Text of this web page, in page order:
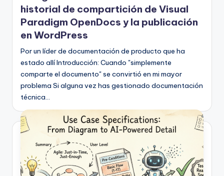
historial de compartición de Visual
Paradigm OpenDocs y la publicación
en WordPress
Por un líder de documentación de producto que ha
estado allí Introducción: Cuando "simplemente
comparte el documento" se convirtió en mi mayor
problema Si alguna vez has gestionado documentación
técnica…